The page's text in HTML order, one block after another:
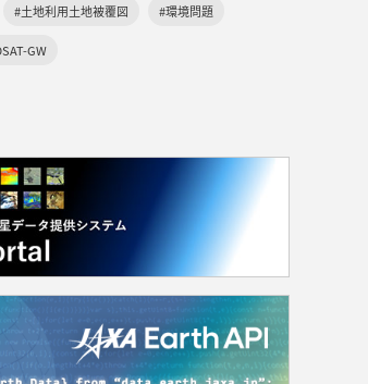
#土地利用土地被覆図 #環境問題
GW